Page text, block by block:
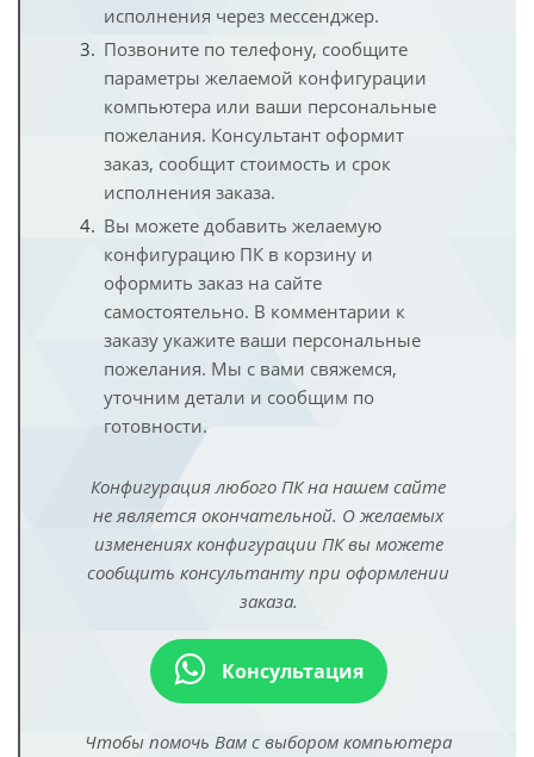
исполнения через мессенджер.
Позвоните по телефону, сообщите
параметры желаемой конфигурации
компьютера или ваши персональные
пожелания. Консультант оформит
заказ, сообщит стоимость и срок
исполнения заказа.
Вы можете добавить желаемую
конфигурацию ПК в корзину и
оформить заказ на сайте
самостоятельно. В комментарии к
заказу укажите ваши персональные
пожелания. Мы с вами свяжемся,
уточним детали и сообщим по
готовности.
Конфигурация любого ПК на нашем сайте
не является окончательной. О желаемых
изменениях конфигурации ПК вы можете
сообщить консультанту при оформлении
заказа.
Консультация
Чтобы помочь Вам с выбором компьютера